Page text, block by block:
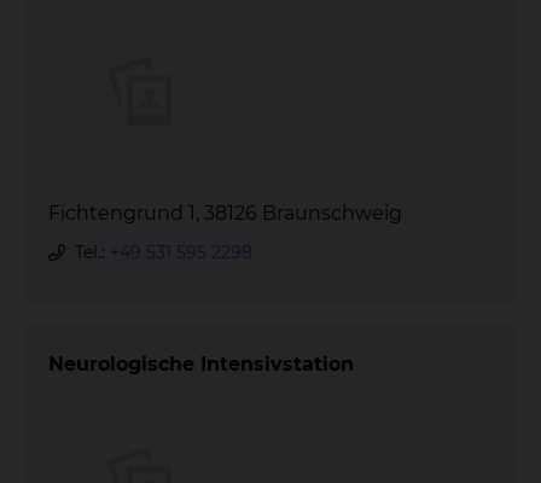
Fichtengrund 1, 38126 Braunschweig
Tel.: +49 531 595 2298
Neurologische Intensivstation